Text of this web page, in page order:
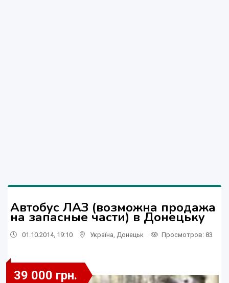
Автобус ЛАЗ (возможна продажа
на запасные части) в Донецьку
01.10.2014, 19:10 Україна Донецьк Просмотров: 83
39 000 грн.